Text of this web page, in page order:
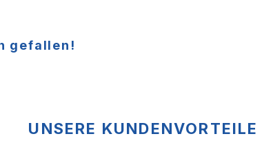
gefallen!
UNSERE KUNDENVORTEILE